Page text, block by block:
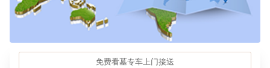
免费看墓专车上门接送